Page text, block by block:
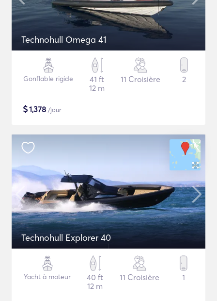
Technohull Omega 41
Gonflable rigide
41 ft
12 m
11 Croisière 2
$1,378 /jour
Technohull Explorer 40
Yacht à moteur
40 ft
12 m
11 Croisière 1